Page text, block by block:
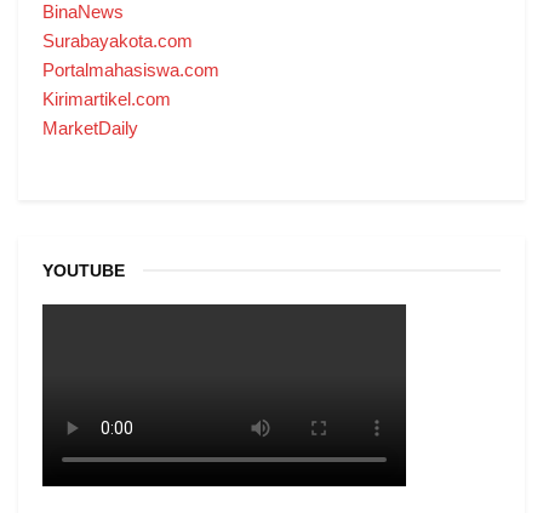
BinaNews
Surabayakota.com
Portalmahasiswa.com
Kirimartikel.com
MarketDaily
YOUTUBE